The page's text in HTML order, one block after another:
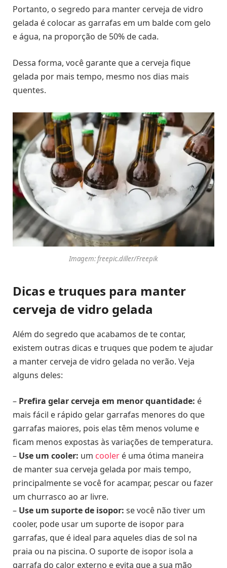
Portanto, o segredo para manter cerveja de vidro
gelada é colocar as garrafas em um balde com gelo
e água, na proporção de 50% de cada.
Dessa forma, você garante que a cerveja fique
gelada por mais tempo, mesmo nos dias mais
quentes.
Imagem: freepic.diller/Freepik
Dicas e truques para manter
cerveja de vidro gelada
Além do segredo que acabamos de te contar,
existem outras dicas e truques que podem te ajudar
a manter cerveja de vidro gelada no verão. Veja
alguns deles:
– Prefira gelar cerveja em menor quantidade: é
mais fácil e rápido gelar garrafas menores do que
garrafas maiores, pois elas têm menos volume e
ficam menos expostas às variações de temperatura.
– Use um cooler: um cooler é uma ótima maneira
de manter sua cerveja gelada por mais tempo,
principalmente se você for acampar, pescar ou fazer
um churrasco ao ar livre.
– Use um suporte de isopor: se você não tiver um
cooler, pode usar um suporte de isopor para
garrafas, que é ideal para aqueles dias de sol na
praia ou na piscina. O suporte de isopor isola a
garrafa do calor externo e evita que a sua mão